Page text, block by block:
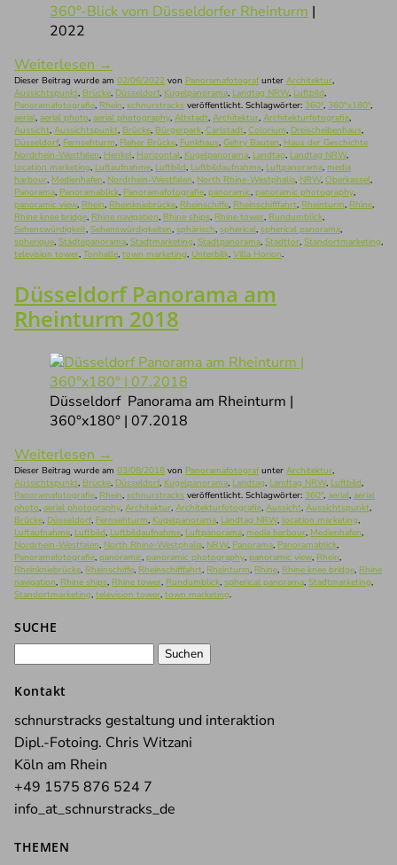
360°-Blick vom Düsseldorfer Rheinturm |
2022
Weiterlesen →
Dieser Beitrag wurde am 02/06/2022 von Panoramafotografunter Architektur,
Aussichtspunkt, Brücke, Düsseldorf, Kugelpanorama, Landtag NRW, Luftbild,
Panoramafotografie, Rhein, schnurstracks veröffentlicht. Schlagwörter: 360°, 360°x180°,
aerial, aerial photo, aerial photography, Altstadt, Architektur, Architekturfotografie,
Aussicht, Aussichtspunkt, Brücke, Bürgerpark, Carlstadt, Colorium, Dreischeibenhaus,
Düsseldorf, Fernsehturm, Fleher Brücke, Funkhaus, Gehry Bauten, Haus der Geschichte
Nordrhein-Westfalen, Henkel, Horizontal, Kugelpanorama, Landtag, Landtag NRW,
location marketing, Luftaufnahme, Luftbild, Luftbildaufnahme, Luftpanorama, media
harbour, Medienhafen, Nordrhein-Westfalen, North Rhine-Westphalia, NRW, Oberkassel,
Panorama, Panoramablick, Panoramafotografie, panoramic, panoramic photography,
panoramic view, Rhein, Rheinkniebrücke, Rheinschiffe, Rheinschifffahrt, Rheinturm, Rhine,
Rhine knee bridge, Rhine navigation, Rhine ships, Rhine tower, Rundumblick,
Sehenswürdigkeit, Sehenswürdigkeiten, sphärisch, spherical, spherical panorama,
spherique, Städtepanorama, Stadtmarketing, Stadtpanorama, Stadttor, Standortmarketing,
television tower, Tonhalle, town marketing, Unterbilk, Villa Horion.
Düsseldorf Panorama am
Rheinturm 2018
Düsseldorf Panorama am Rheinturm |
360°x180° | 07.2018
Weiterlesen →
Dieser Beitrag wurde am 03/08/2018 von Panoramafotografunter Architektur,
Aussichtspunkt, Brücke, Düsseldorf, Kugelpanorama, Landtag, Landtag NRW, Luftbild,
Panoramafotografie, Rhein, schnurstracks veröffentlicht. Schlagwörter: 360°, aerial, aerial
photo, aerial photography, Architektur, Architekturfotografie, Aussicht, Aussichtspunkt,
Brücke, Düsseldorf, Fernsehturm, Kugelpanorama, Landtag NRW, location marketing,
Luftaufnahme, Luftbild, Luftbildaufnahme, Luftpanorama, media harbour, Medienhafen,
Nordrhein-Westfalen, North Rhine-Westphalia, NRW, Panorama, Panoramablick,
Panoramafotografie, panoramic, panoramic photography, panoramic view, Rhein,
Rheinkniebrücke, Rheinschiffe, Rheinschifffahrt, Rheinturm, Rhine, Rhine knee bridge, Rhine
navigation, Rhine ships, Rhine tower, Rundumblick, spherical panorama, Stadtmarketing,
Standortmarketing, television tower, town marketing.
SUCHE
Kontakt
schnurstracks gestaltung und interaktion
Dipl.-Fotoing. Chris Witzani
Köln am Rhein
+49 1575 876 524 7
info_at_schnurstracks_de
THEMEN